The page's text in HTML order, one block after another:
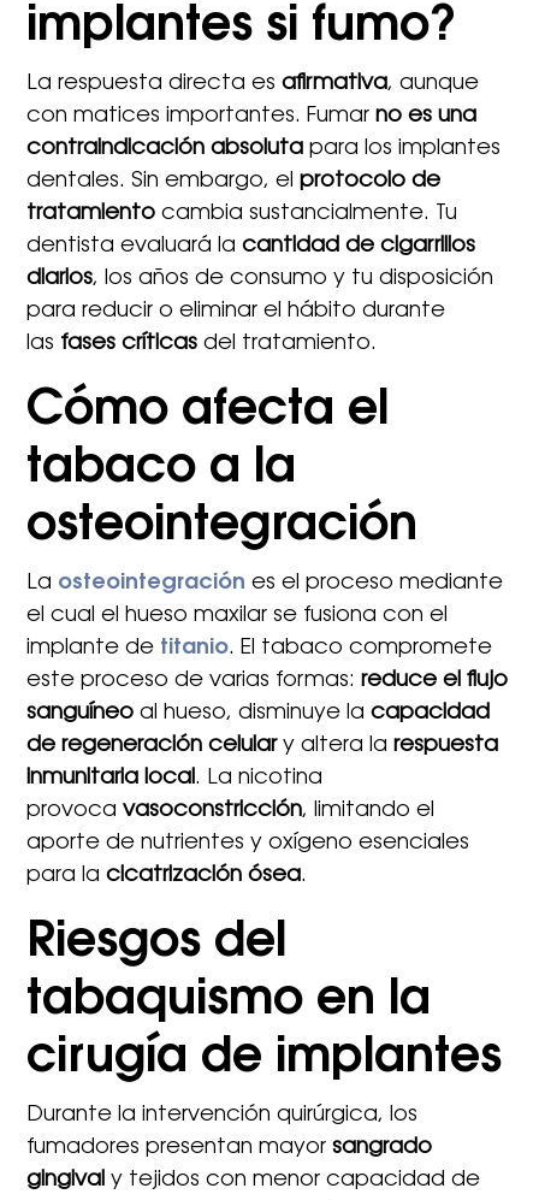
implantes si fumo?
La respuesta directa esafirmativa, aunque
con matices importantes. Fumarno es una
contraindicación absoluta para los implantes
dentales. Sin embargo, el protocolo de
tratamiento cambia sustancialmente. Tu
dentista evaluará lacantidad de cigarrillos
diarios, los años de consumo y tu disposición
para reducir o eliminar el hábito durante
las fases críticas del tratamiento.
Cómo afecta el
tabaco a la
osteointegración
La osteointegración es el proceso mediante
el cual el hueso maxilar se fusiona con el
implante de titanio. El tabaco compromete
este proceso de varias formas:reduce el flujo
sanguíneo al hueso, disminuye lacapacidad
de regeneración celulary altera larespuesta
inmunitaria local. La nicotina
provocavasoconstricción, limitando el
aporte de nutrientes y oxígeno esenciales
para lacicatrización ósea.
Riesgos del
tabaquismo en la
cirugía de implantes
Durante la intervención quirúrgica, los
fumadores presentan mayorsangrado
gingival y tejidos con menor capacidad de